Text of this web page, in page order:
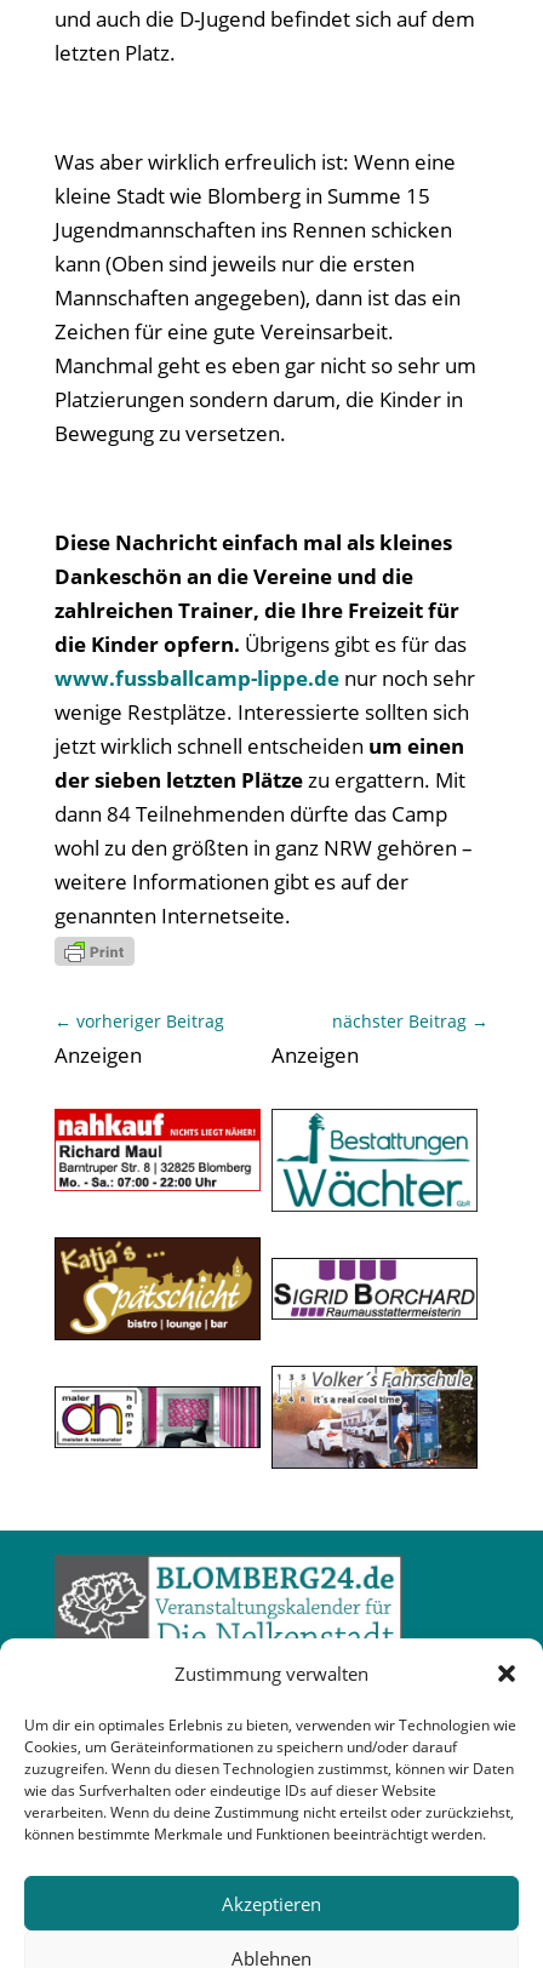
Zustimmung verwalten
Um dir ein optimales Erlebnis zu bieten, verwenden wir Technologien wie
Cookies, um Geräteinformationen zu speichern und/oder darauf
zuzugreifen. Wenn du diesen Technologien zustimmst, können wir Daten
wie das Surfverhalten oder eindeutige IDs auf dieser Website
verarbeiten. Wenn du deine Zustimmung nicht erteilst oder zurückziehst,
können bestimmte Merkmale und Funktionen beeinträchtigt werden.
Akzeptieren
Ablehnen
und auch die D-Jugend befindet sich auf dem
letzten Platz.
Was aber wirklich erfreulich ist: Wenn eine
kleine Stadt wie Blomberg in Summe 15
Jugendmannschaften ins Rennen schicken
kann (Oben sind jeweils nur die ersten
Mannschaften angegeben), dann ist das ein
Zeichen für eine gute Vereinsarbeit.
Manchmal geht es eben gar nicht so sehr um
Platzierungen sondern darum, die Kinder in
Bewegung zu versetzen.
Diese Nachricht einfach mal als kleines
Dankeschön an die Vereine und die
zahlreichen Trainer, die Ihre Freizeit für
die Kinder opfern. Übrigens gibt es für das
www.fussballcamp-lippe.denur noch sehr
wenige Restplätze. Interessierte sollten sich
jetzt wirklich schnell entscheiden um einen
der sieben letzten Plätzezu ergattern. Mit
dann 84 Teilnehmenden dürfte das Camp
wohl zu den größten in ganz NRW gehören –
weitere Informationen gibt es auf der
genannten Internetseite.
← vorheriger Beitrag nächster Beitrag →
Anzeigen Anzeigen